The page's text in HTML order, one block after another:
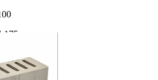
175